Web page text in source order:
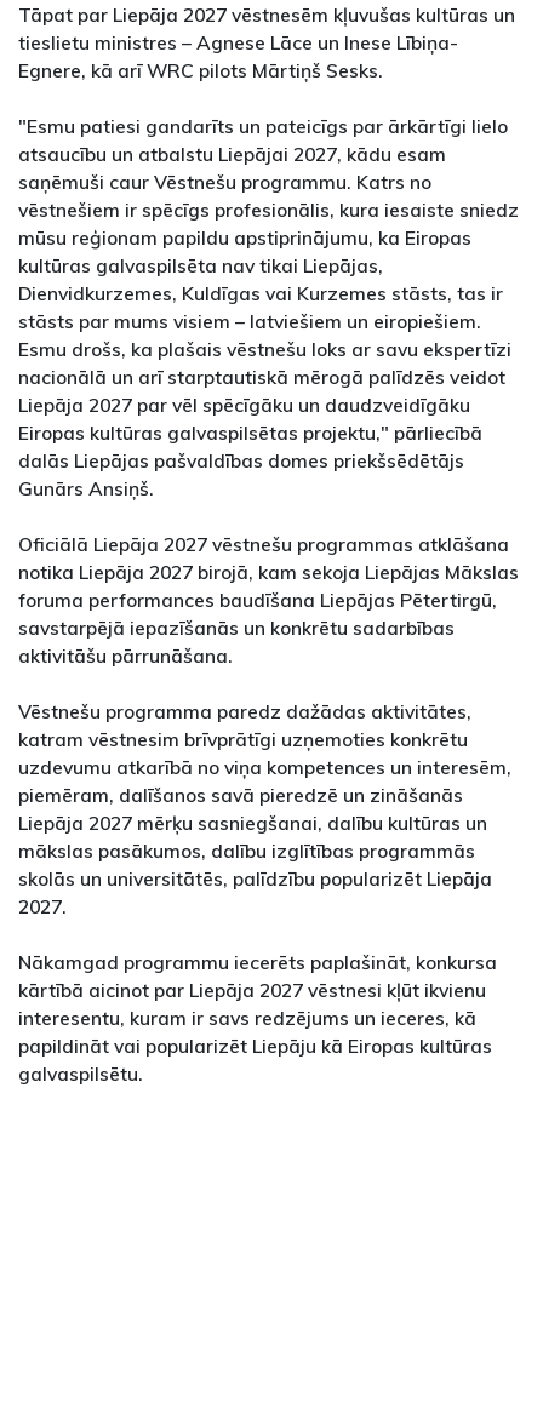
Tāpat par Liepāja 2027 vēstnesēm kļuvušas kultūras un
tieslietu ministres – Agnese Lāce un Inese Lībiņa-
Egnere, kā arī WRC pilots Mārtiņš Sesks.
"Esmu patiesi gandarīts un pateicīgs par ārkārtīgi lielo
atsaucību un atbalstu Liepājai 2027, kādu esam
saņēmuši caur Vēstnešu programmu. Katrs no
vēstnešiem ir spēcīgs profesionālis, kura iesaiste sniedz
mūsu reģionam papildu apstiprinājumu, ka Eiropas
kultūras galvaspilsēta nav tikai Liepājas,
Dienvidkurzemes, Kuldīgas vai Kurzemes stāsts, tas ir
stāsts par mums visiem – latviešiem un eiropiešiem.
Esmu drošs, ka plašais vēstnešu loks ar savu ekspertīzi
nacionālā un arī starptautiskā mērogā palīdzēs veidot
Liepāja 2027 par vēl spēcīgāku un daudzveidīgāku
Eiropas kultūras galvaspilsētas projektu," pārliecībā
dalās Liepājas pašvaldības domes priekšsēdētājs
Gunārs Ansiņš.
Oficiālā Liepāja 2027 vēstnešu programmas atklāšana
notika Liepāja 2027 birojā, kam sekoja Liepājas Mākslas
foruma performances baudīšana Liepājas Pētertirgū,
savstarpējā iepazīšanās un konkrētu sadarbības
aktivitāšu pārrunāšana.
Vēstnešu programma paredz dažādas aktivitātes,
katram vēstnesim brīvprātīgi uzņemoties konkrētu
uzdevumu atkarībā no viņa kompetences un interesēm,
piemēram, dalīšanos savā pieredzē un zināšanās
Liepāja 2027 mērķu sasniegšanai, dalību kultūras un
mākslas pasākumos, dalību izglītības programmās
skolās un universitātēs, palīdzību popularizēt Liepāja
2027.
Nākamgad programmu iecerēts paplašināt, konkursa
kārtībā aicinot par Liepāja 2027 vēstnesi kļūt ikvienu
interesentu, kuram ir savs redzējums un ieceres, kā
papildināt vai popularizēt Liepāju kā Eiropas kultūras
galvaspilsētu.